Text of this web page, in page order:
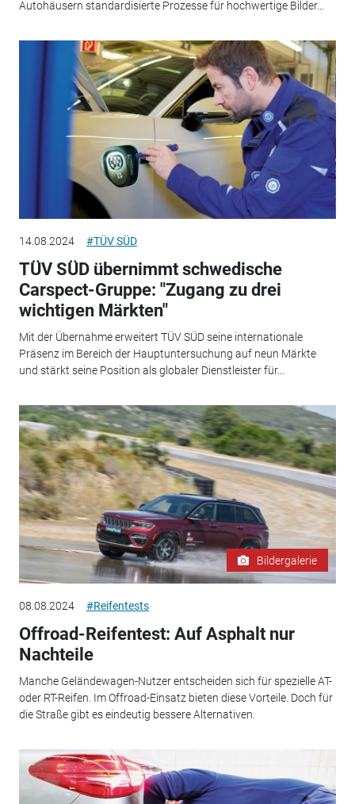
Autohäusern standardisierte Prozesse für hochwertige Bilder...
14.08.2024 #TÜV SÜD
TÜV SÜD übernimmt schwedische
Carspect-Gruppe: "Zugang zu drei
wichtigen Märkten"
Mit der Übernahme erweitert TÜV SÜD seine internationale
Präsenz im Bereich der Hauptuntersuchung auf neun Märkte
und stärkt seine Position als globaler Dienstleister für...
Bildergalerie
08.08.2024 #Reifentests
Offroad-Reifentest: Auf Asphalt nur
Nachteile
Manche Geländewagen-Nutzer entscheiden sich für spezielle AT-
oder RT-Reifen. Im Offroad-Einsatz bieten diese Vorteile. Doch für
die Straße gibt es eindeutig bessere Alternativen.